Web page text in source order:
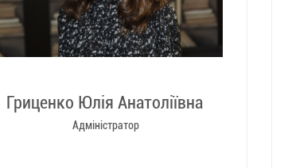
Гриценко Юлія Анатоліївна
Адміністратор